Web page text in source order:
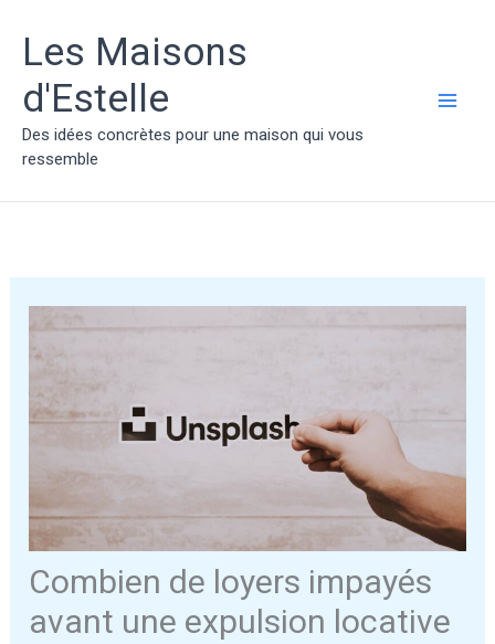
contenu
Les Maisons
d'Estelle
Des idées concrètes pour une maison qui vous
ressemble
Combien de loyers impayés
avant une expulsion locative